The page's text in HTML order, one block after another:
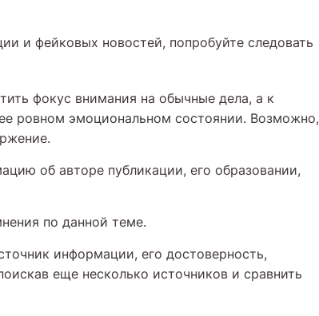
и фейковых новостей, попробуйте следовать
фокус внимания на обычные дела, а к
ровном эмоциональном состоянии. Возможно,
об авторе публикации, его образовании,
по данной теме.
информации, его достоверность,
еще несколько источников и сравнить